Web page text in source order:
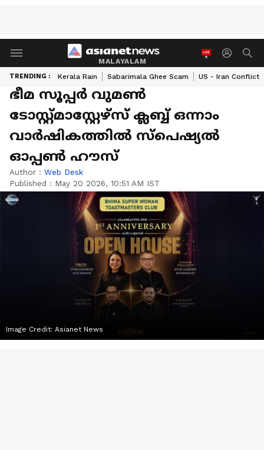
MALAYALAM
TRENDING : Kerala Rain Sabarimala Ghee Scam US - Iran Conflict
ഭീമ സൂപ്പർ വുമൺ
ടോസ്റ്റ്മാസ്റ്റേഴ്സ് ക്ലബ്ബ് ഒന്നാം
വാർഷികത്തിൽ സ്പെഷ്യൽ
ഓപ്പൺ ഹൗസ്
Author : Web Desk
Published : May 20 2026, 10:51 AM IST
Image Credit: Asianet News